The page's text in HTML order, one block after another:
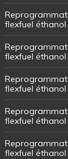
flexfuel éthanol
flexfuel éthanol
flexfuel éthanol
flexfuel
flexfuel